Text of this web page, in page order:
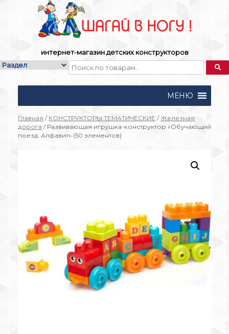
интернет-магазин детских конструкторов
МЕНЮ
Главная / КОНСТРУКТОРЫ ТЕМАТИЧЕСКИЕ / Железная
дорога / Развивающая игрушка-конструктор «Обучающий
поезд: Алфавит» (50 элементов)